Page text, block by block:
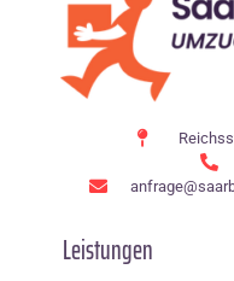
Leistungen